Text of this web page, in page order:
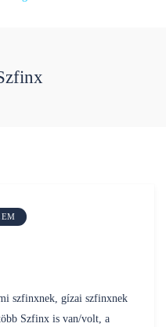
szfinxnek, gízai szfinxnek
Szfinx is van/volt, a